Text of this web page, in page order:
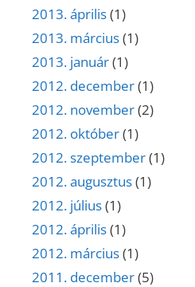
2013. április(1)
2013. március(1)
2013. január(1)
2012. december(1)
2012. november(2)
2012. október(1)
2012. szeptember(1)
2012. augusztus(1)
2012. július(1)
2012. április(1)
2012. március(1)
2011. december(5)